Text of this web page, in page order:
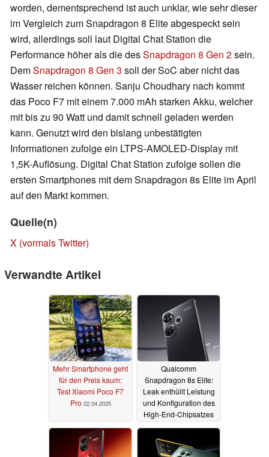
worden, dementsprechend ist auch unklar, wie sehr dieser
im Vergleich zum Snapdragon 8 Elite abgespeckt sein
wird, allerdings soll laut Digital Chat Station die
Performance höher als die desSnapdragon 8 Gen 2sein.
DemSnapdragon 8 Gen 3 soll der SoC aber nicht das
Wasser reichen können. Sanju Choudhary nach kommt
das Poco F7 mit einem 7.000 mAh starken Akku, welcher
mit bis zu 90 Watt und damit schnell geladen werden
kann. Genutzt wird den bislang unbestätigten
Informationen zufolge ein LTPS-AMOLED-Display mit
1,5K-Auflösung. Digital Chat Station zufolge sollen die
ersten Smartphones mit dem Snapdragon 8s Elite im April
auf den Markt kommen.
Quelle(n)
X (vormals Twitter)
Verwandte Artikel
Mehr Smartphone geht
für den Preis kaum:
Test Xiaomi Poco F7
Pro 22.04.2025
Qualcomm
Snapdragon 8s Elite:
Leak enthüllt Leistung
und Konfiguration des
High-End-Chipsatzes
11.01.2025